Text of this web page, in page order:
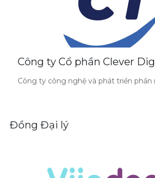
Công ty Cổ phần Clever
Công ty công nghệ và phát triển phần
Đồng Đại lý